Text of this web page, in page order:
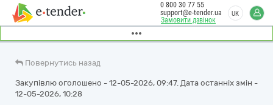
Замовити дзвінок
0 800 30 77 55
support@e-tender.ua
UK
Повернутись назад
Закупівлю оголошено - 12-05-2026, 09:47. Дата останніх змін -
12-05-2026, 10:28